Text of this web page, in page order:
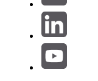
Productgebied